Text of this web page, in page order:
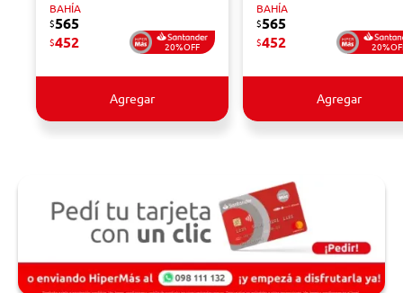
BAHÍA
$565
$452 20%OFF
Agregar
BAHÍA
$565
$452
Agregar